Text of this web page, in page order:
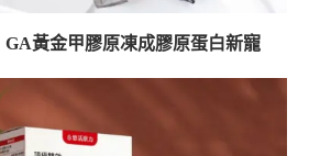
GA黃金甲膠原凍成膠原蛋白新寵